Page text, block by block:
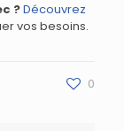
?Découvrez
vos besoins.
0